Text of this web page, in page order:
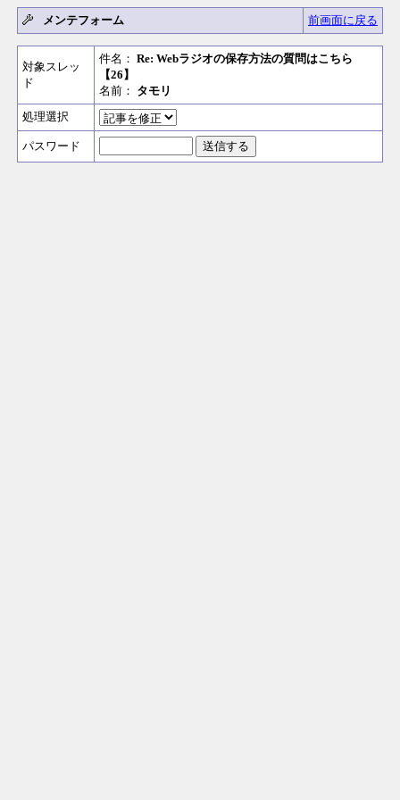
メンテフォーム 前画面に戻る
対象スレッ
ド
件名： Re: Webラジオの保存方法の質問はこちら
【26】
名前： タモリ
処理選択
パスワード